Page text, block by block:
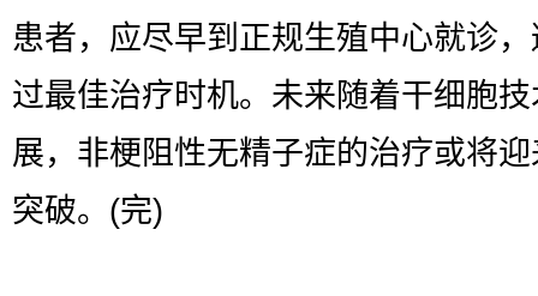
患者，应尽早到正规生殖中心就诊
过最佳治疗时机。未来随着干细胞
展，非梗阻性无精子症的治疗或将
突破。(完)